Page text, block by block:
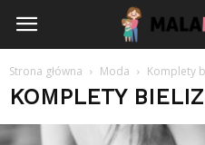
Strona główna Moda Komplety
KOMPLETY